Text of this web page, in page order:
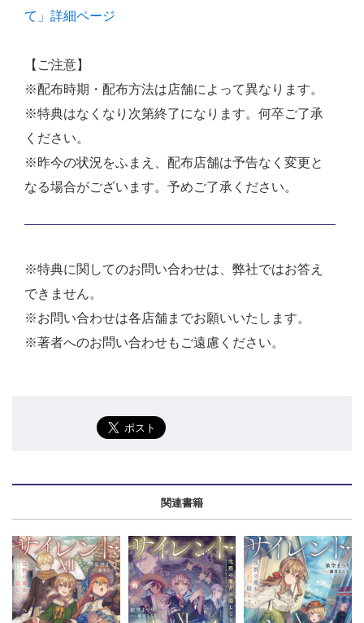
て」詳細ページ
【ご注意】
※配布時期・配布方法は店舗によって異なります。
※特典はなくなり次第終了になります。何卒ご了承
ください。
※昨今の状況をふまえ、配布店舗は予告なく変更と
なる場合がございます。予めご了承ください。
※特典に関してのお問い合わせは、弊社ではお答え
できません。
※お問い合わせは各店舗までお願いいたします。
※著者へのお問い合わせもご遠慮ください。
関連書籍